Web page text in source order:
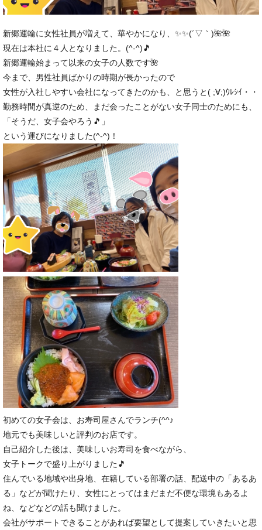
新郷運輸に女性社員が増えて、華やかになり、✨✨(´▽｀)🌺🌺
現在は本社に４人となりました。(^-^)🎵
新郷運輸始まって以来の女子の人数です🌺
今まで、男性社員ばかりの時期が長かったので
女性が入社しやすい会社になってきたのかも、と思うと( ;∀;)ｳﾚｼｲ・・
勤務時間が真逆のため、まだ会ったことがない女子同士のためにも、
「そうだ、女子会やろう🎵」
という運びになりました(^-^)！
初めての女子会は、お寿司屋さんでランチ(^^♪
地元でも美味しいと評判のお店です。
自己紹介した後は、美味しいお寿司を食べながら、
女子トークで盛り上がりました🎵
住んでいる地域や出身地、在籍している部署の話、配送中の「あるあ
る」などが聞けたり、女性にとってはまだまだ不便な環境もあるよ
ね、などなどの話も聞けました。
会社がサポートできることがあれば要望として提案していきたいと思